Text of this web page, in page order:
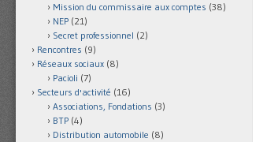
Mission du commissaire aux comptes (38)
NEP (21)
Secret professionnel (2)
Rencontres (9)
Réseaux sociaux (8)
Pacioli (7)
Secteurs d'activité (16)
Associations, Fondations (3)
BTP (4)
Distribution automobile (8)